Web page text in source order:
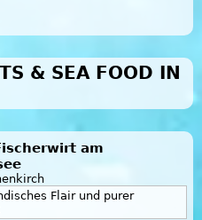
& SEA FOOD IN
am
Flair und purer